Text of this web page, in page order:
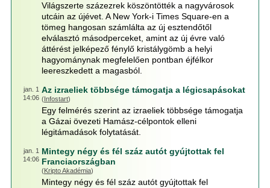
Világszerte százezrek köszöntötték a nagyvárosok
utcáin az újévet. A New York-i Times Square-en a
tömeg hangosan számlálta az új esztendőtől
elválasztó másodperceket, amint az új évre való
áttérést jelképező fénylő kristálygömb a helyi
hagyománynak megfelelően pontban éjfélkor
leereszkedett a magasból.
jan. 1
14:06
Az izraeliek többsége támogatja a légicsapásokat
(Infostart)
Egy felmérés szerint az izraeliek többsége támogatja
a Gázai övezeti Hamász-célpontok elleni
légitámadások folytatását.
jan. 1
14:06
Mintegy négy és fél száz autót gyújtottak fel
Franciaországban
(Kripto Akadémia)
Mintegy négy és fél száz autót gyújtottak fel